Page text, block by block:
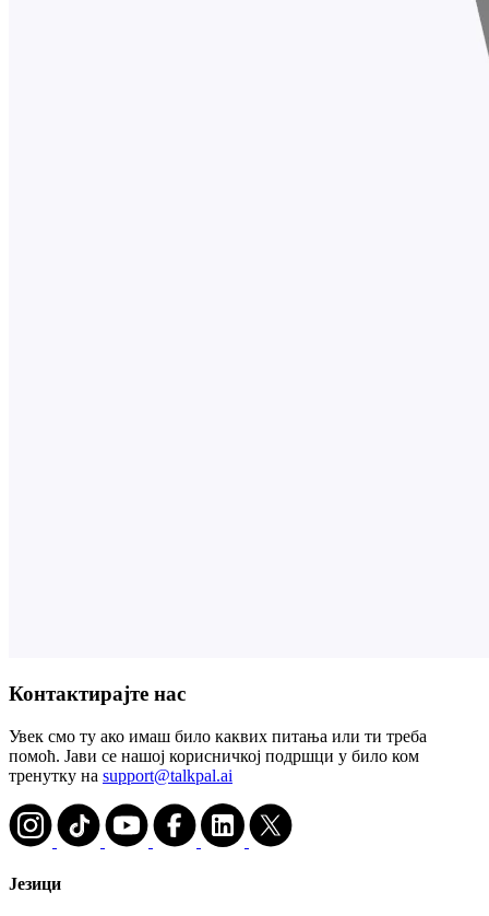
Контактирајте нас
Увек смо ту ако имаш било каквих питања или ти треба
помоћ. Јави се нашој корисничкој подршци у било ком
тренутку на support@talkpal.ai
Језици